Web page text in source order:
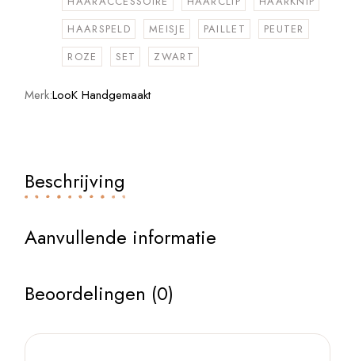
HAARSPELD
MEISJE PAILLET
PEUTER
ROZE
SET ZWART
Merk:LooK Handgemaakt
Beschrijving
Aanvullende informatie
Beoordelingen (0)